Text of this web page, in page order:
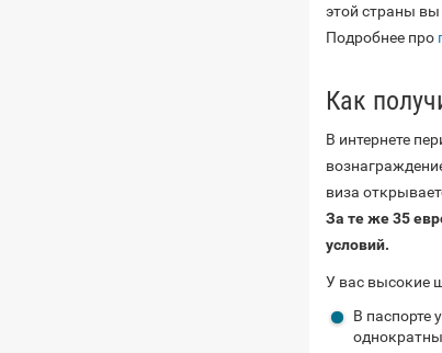
этой страны вы
Подробнее про
Как
В интернете
виза
За те же 35
условий.
У вас высокие
В паспорте